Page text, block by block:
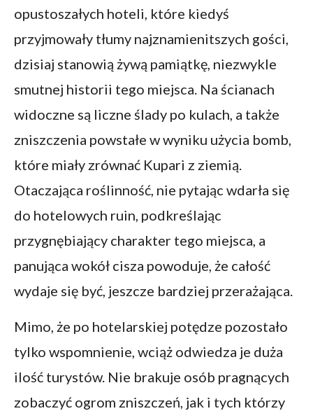
opustoszałych hoteli, które kiedyś
przyjmowały tłumy najznamienitszych gości,
dzisiaj stanowią żywą pamiątkę, niezwykle
smutnej historii tego miejsca. Na ścianach
widoczne są liczne ślady po kulach, a także
zniszczenia powstałe w wyniku użycia bomb,
które miały zrównać Kupari z ziemią.
Otaczająca roślinność, nie pytając wdarła się
do hotelowych ruin, podkreślając
przygnębiający charakter tego miejsca, a
panująca wokół cisza powoduje, że całość
wydaje się być, jeszcze bardziej przerażająca.
Mimo, że po hotelarskiej potędze pozostało
tylko wspomnienie, wciąż odwiedza je duża
ilość turystów. Nie brakuje osób pragnących
zobaczyć ogrom zniszczeń, jak i tych którzy